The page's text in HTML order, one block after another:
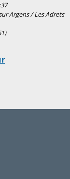
Argens / Les Adrets
)